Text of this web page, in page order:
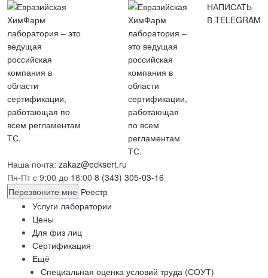
НАПИСАТЬ
В TELEGRAM
Наша почта: zakaz@ecksert.ru
Пн-Пт с 9:00 до 18:00 8 (343) 305-03-16
Перезвоните мне Реестр
Услуги лаборатории
Цены
Для физ лиц
Сертификация
Ещё
Специальная оценка условий труда (СОУТ)